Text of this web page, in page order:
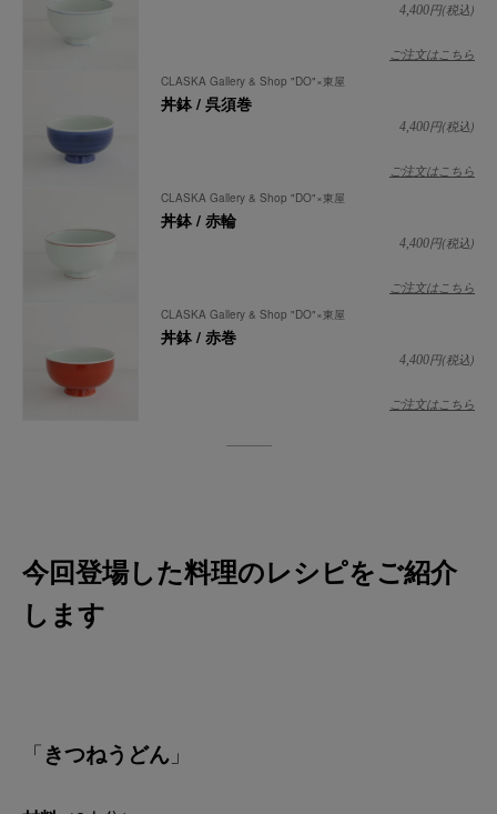
4,400円(税込)
ご注文はこちら
CLASKA Gallery & Shop "DO"×東屋
丼鉢 / 呉須巻
4,400円(税込)
ご注文はこちら
CLASKA Gallery & Shop "DO"×東屋
丼鉢 / 赤輪
4,400円(税込)
ご注文はこちら
CLASKA Gallery & Shop "DO"×東屋
丼鉢 / 赤巻
4,400円(税込)
ご注文はこちら
今回登場した料理のレシピをご紹介
します
「きつねうどん 」